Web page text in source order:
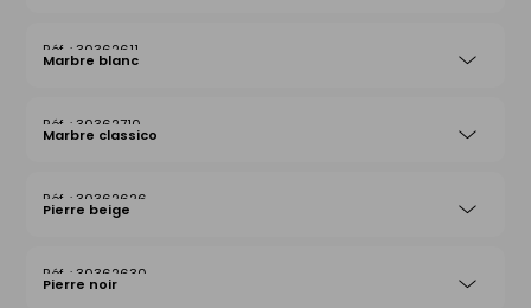
30362611
Marbre blanc
30362710
Marbre classico
30362626
Pierre beige
30362630
Pierre noir